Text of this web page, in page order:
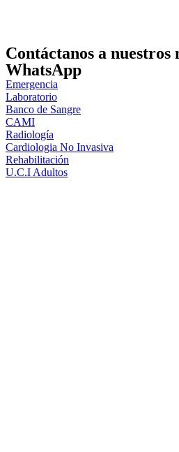
Contáctanos a nuestros
WhatsApp
Emergencia
Laboratorio
Banco de Sangre
CAMI
Radiología
Cardiologia No Invasiva
Rehabilitación
U.C.I Adultos